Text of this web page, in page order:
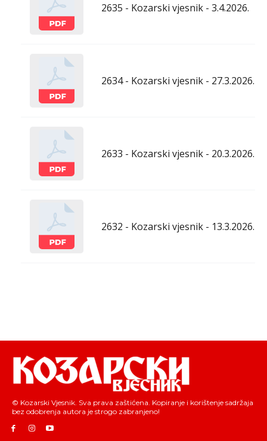
2635 - Kozarski vjesnik - 3.4.2026.
2634 - Kozarski vjesnik - 27.3.2026.
2633 - Kozarski vjesnik - 20.3.2026.
2632 - Kozarski vjesnik - 13.3.2026.
© Kozarski Vjesnik. Sva prava zaštićena. Kopiranje i korištenje sadržaja
bez odobrenja autora je strogo zabranjeno!